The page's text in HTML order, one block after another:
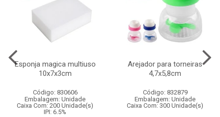
Esponja magica multiuso
10x7x3cm
Código: 830606
Embalagem: Unidade
Caixa Com: 200 Unidade(s)
IPI: 6.5%
Arejador para torneiras
4,7x5,8cm
Código: 832879
Embalagem: Unidade
Caixa Com: 300 Unidade(s)